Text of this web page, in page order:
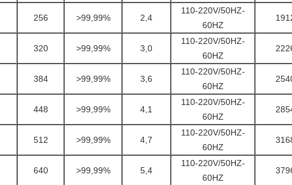
256 >99,99% 2,4
110-220V/50HZ-
60HZ
320 >99,99% 3,0
110-220V/50HZ-
60HZ
384 >99,99% 3,6
110-220V/50HZ-
60HZ
448 >99,99% 4,1
110-220V/50HZ-
60HZ
512 >99,99% 4,7
110-220V/50HZ-
60HZ
640 >99,99% 5,4
110-220V/50HZ-
60HZ